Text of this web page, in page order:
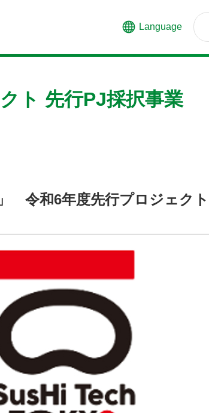
Language
ト 先行PJ採択事業
」 令和6年度先行プロジェク